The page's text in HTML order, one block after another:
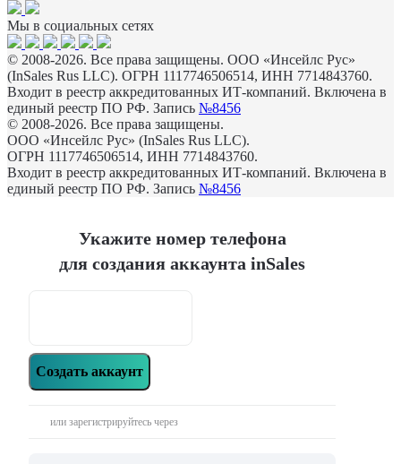
Мы в социальных сетях
© 2008-2026. Все права защищены. ООО «Инсейлс Рус»
(InSales Rus LLC). ОГРН 1117746506514, ИНН 7714843760.
Входит в реестр аккредитованных ИТ-компаний. Включена в
единый реестр ПО РФ. Запись №8456
© 2008-2026. Все права защищены.
ООО «Инсейлс Рус» (InSales Rus LLC).
ОГРН 1117746506514, ИНН 7714843760.
Входит в реестр аккредитованных ИТ-компаний. Включена в
единый реестр ПО РФ. Запись №8456
Укажите номер телефона
для создания аккаунта inSales
Создать аккаунт
или зарегистрируйтесь через